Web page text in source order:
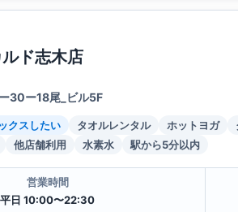
ド志木店
30ー18尾_ビル5F
クスしたい タオルレンタル ホットヨガ
他店舗利用 水素水 駅から5分以内
営業時間
平日 10:00〜22:30